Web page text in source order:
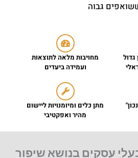
גבוה
גדול
מחויבות מלאה לתוצאות
ועמידה ביעדים
מתן כלים ומיומנויות ליישום
מהיר ואפקטיבי
עסקים בנושא שיפור